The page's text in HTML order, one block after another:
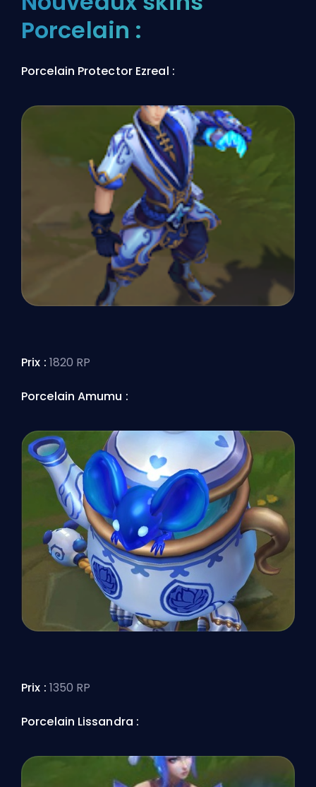
Porcelain :
Porcelain Protector Ezreal :
Prix : 1820 RP
Porcelain Amumu :
Prix : 1350 RP
Porcelain Lissandra :